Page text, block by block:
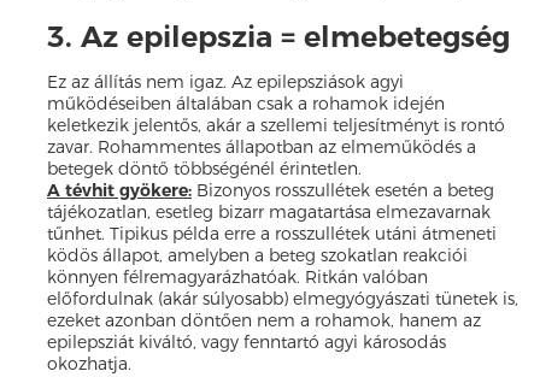
3. Az epilepszia = elmebetegség
Ez az állítás nem igaz. Az epilepsziások agyi
működéseiben általában csak a rohamok idején
keletkezik jelentős, akár a szellemi teljesítményt is rontó
zavar. Rohammentes állapotban az elmeműködés a
betegek döntő többségénél érintetlen.
A tévhit gyökere: Bizonyos rosszullétek esetén a beteg
tájékozatlan, esetleg bizarr magatartása elmezavarnak
tűnhet. Tipikus példa erre a rosszullétek utáni átmeneti
ködös állapot, amelyben a beteg szokatlan reakciói
könnyen félremagyarázhatóak. Ritkán valóban
előfordulnak (akár súlyosabb) elmegyógyászati tünetek is,
ezeket azonban döntően nem a rohamok, hanem az
epilepsziát kiváltó, vagy fenntartó agyi károsodás
okozhatja.